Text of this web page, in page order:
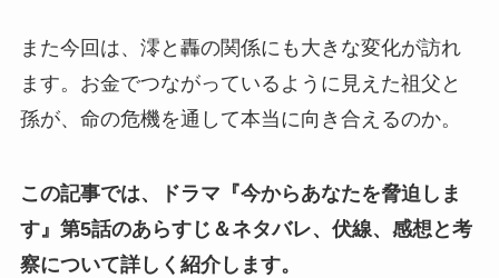
また今回は、澪と轟の関係にも大きな変化が訪れ
ます。お金でつながっているように見えた祖父と
孫が、命の危機を通して本当に向き合えるのか。
この記事では、ドラマ『今からあなたを脅迫しま
す』第5話のあらすじ＆ネタバレ、伏線、感想と考
察について詳しく紹介します。